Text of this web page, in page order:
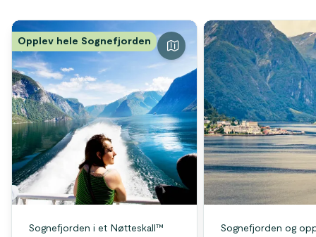
Opplev hele Sognefjorden
Sognefjorden i et Nøtteskall™
Sognefjorden og